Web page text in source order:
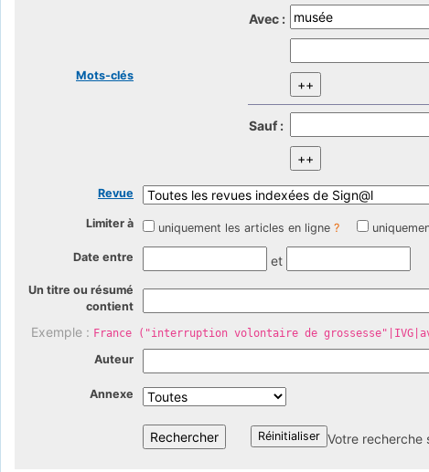
Mots-clés
Avec :
Sauf :
Revue
Limiter à
uniquement les articles en ligne ?
Date entre et
Un titre ou résumé
contient
Exemple : France ("interruption volontaire de
Auteur
Annexe
Votre recherche